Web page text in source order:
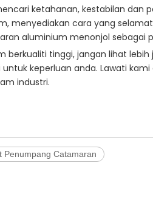
ketahanan, kestabilan
menyediakan cara yang
aluminium menonjol sebagai
tinggi, jangan lihat
keperluan anda. Lawati kami
industri.
Penumpang Catamaran